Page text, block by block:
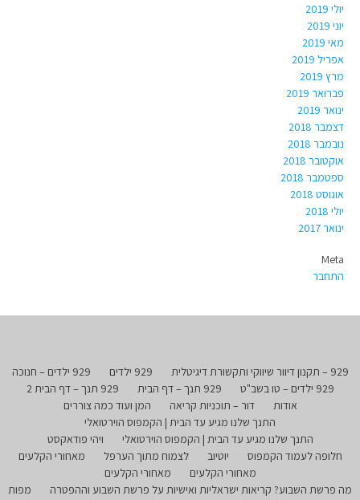
יולי 2019
יוני 2019
מאי 2019
אפריל 2019
מרץ 2019
פברואר 2019
ינואר 2019
דצמבר 2018
נובמבר 2018
אוקטובר 2018
ספטמבר 2018
אוגוסט 2018
יולי 2018
ינואר 2017
Meta
התחבר
929 – תקנון דיוור שיווקי ותקשורת דיגיטלית 929 ילדים
929 ילדים – חנוכה
929 ילדים – טו בשב"ט
929 תנך – דף הבית
929 תנך – דף הבית 2
אודות
דור – תוכניות קריאה
המן ועוד כמה צוררים
התנך שלנו מגיע עד הבית | הקמפוס הוירטואלי
התנך שלנו מגיע עד הבית | הקמפוס הוירטואלי
ויהי פודאקסט
חלופה לעמוד הקמפוס
יוטיוב לצמוח מתוך הערפל
מאחורי הקלעים
מאחורי הקלעים
מאחורי הקלעים
מה פרשת השבוע? קריאות ישראליות ואישיות על פרשת השבוע וההפטרה
מפות